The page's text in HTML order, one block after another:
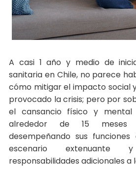
A casi 1 año y medio de
sanitaria en Chile, no parece
cómo mitigar el impacto social
provocado la crisis; pero por
el cansancio físico y mental
alrededor de 15 meses
desempeñando sus
escenario
responsabilidades adicionales a